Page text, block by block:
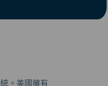
。美國擁有